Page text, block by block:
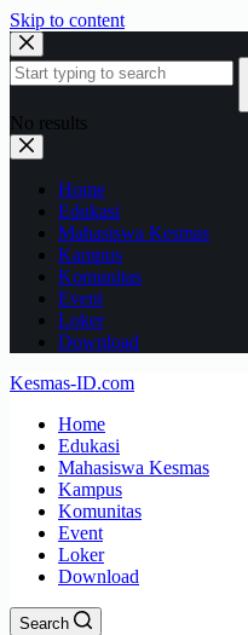
Skip to content
No results
Home
Edukasi
Mahasiswa Kesmas
Kampus
Komunitas
Event
Loker
Download
Kesmas-ID.com
Home
Edukasi
Mahasiswa Kesmas
Kampus
Komunitas
Event
Loker
Download
Search